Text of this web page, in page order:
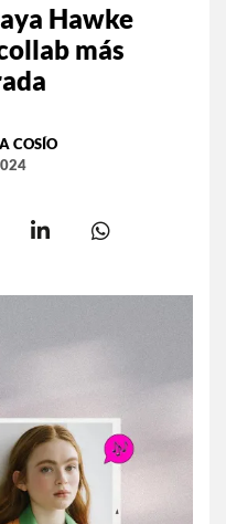
Hawke
más
COSÍO